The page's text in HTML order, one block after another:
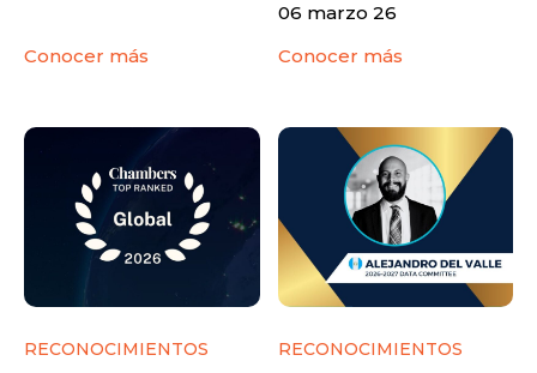
Conocer más
06 marzo 26
Conocer más
RECONOCIMIENTOS RECONOCIMIENTOS